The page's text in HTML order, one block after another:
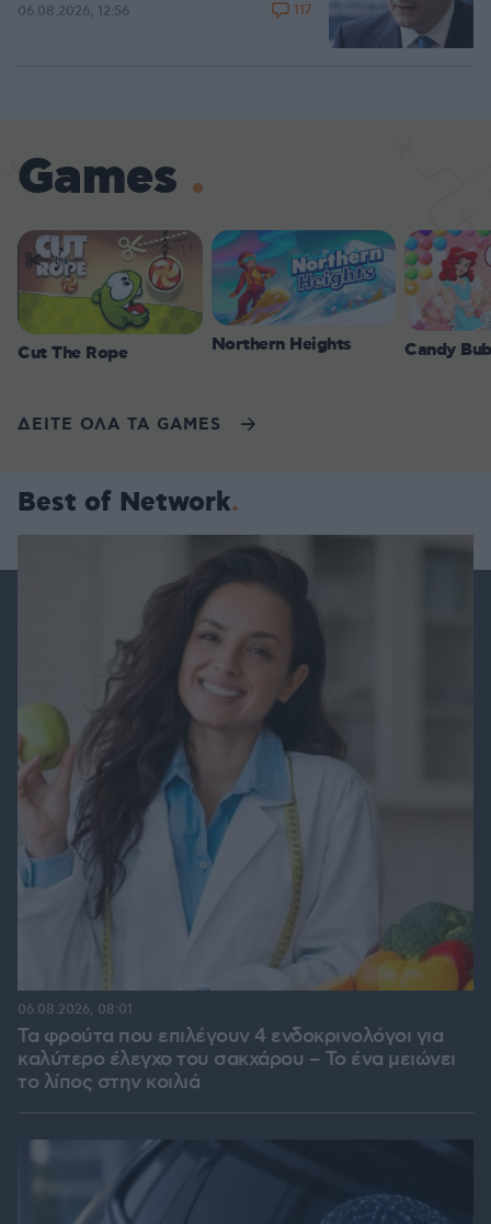
06.08.2026, 12:56 117
Games
Cut The Rope Northern Heights Candy
ΔΕΙΤΕ ΟΛΑ ΤΑ GAMES
Best of Network
Τα φρούτα που επιλέγουν 4 ενδοκρινολόγοι για
καλύτερο έλεγχο του σακχάρου – Το ένα μειώνει
το λίπος στην κοιλιά
06.08.2026, 08:01